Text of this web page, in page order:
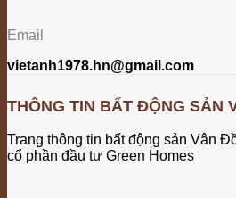
Email
vietanh1978.hn@gmail.com
THÔNG TIN BẤT ĐỘNG SẢN
Trang thông tin bất động sản Vân
cổ phần đầu tư Green Homes